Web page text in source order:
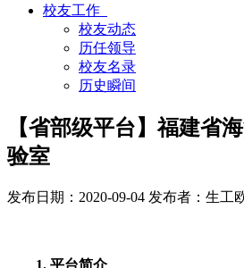
校友工作
校友动态
历任领导
校友名录
历史瞬间
【省部级平台】福建省
验室
发布日期：2020-09-04 发布者：生工
1. 平台简介